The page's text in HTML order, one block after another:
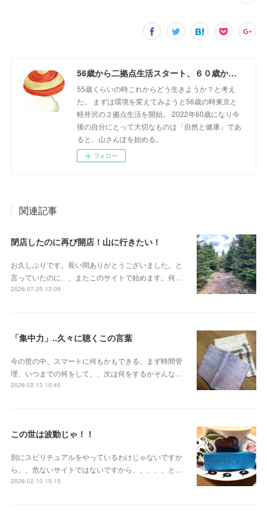
56歳から二拠点生活スタート、６０歳からの山さんぽ
55歳くらいの時これからどう生きようか？と考え
た。 まずは環境を変えてみようと56歳の時東京と
軽井沢の２拠点生活を開始。 2022年60歳になり今
後の自分にとって大切なものは「自然と健康」であ
ると、山さんぽを始める。
フォロー
関連記事
閉店したのに再び開店！山に行きたい！
お久しぶりです。長い間ありがとうございました。と
言っていたのに、、またこのサイトで始めます。何…
2026.07.05 13:09
「集中力」..久々に聴くこの言葉
今の世の中、スマートに何もかもできる。まず時間管
理、いつまでの何をして、、次は何をするかそんな…
2026.02.13 10:45
この世は波動じゃ！！
別にスピリチュアルをやっているわけじゃないですか
ら、、危ないサイトではないですから、、、、、と…
2026.02.10 15:15